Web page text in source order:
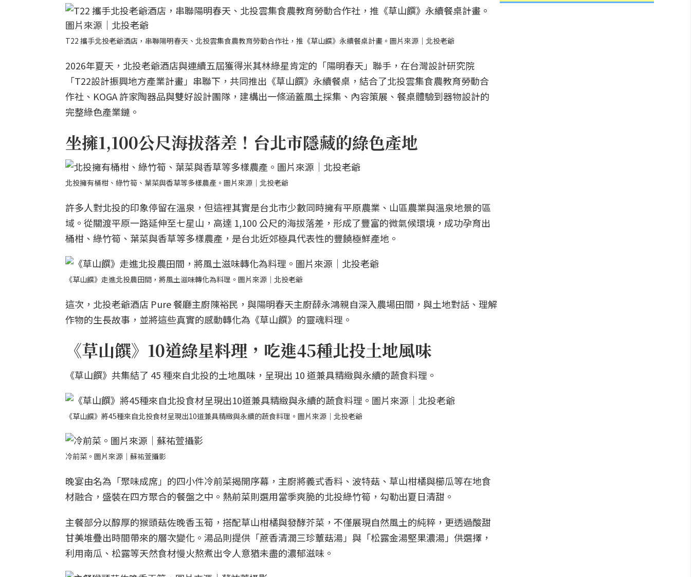
T22 攜手北投老爺酒店，串聯陽明春天、北投雲集食農教育勞動合作社，推《草山饌》永續餐桌計畫。圖片來源｜北投老爺
2026年夏天，北投老爺酒店與連續五屆獲得米其林綠星肯定的「陽明春天」聯手，在台灣設計研究院
「T22設計振興地方產業計畫」串聯下，共同推出《草山饌》永續餐桌，結合了北投雲集食農教育勞動合
作社、KOGA 許家陶器品與雙好設計團隊，建構出一條涵蓋風土採集、內容策展、餐桌體驗到器物設計的
完整綠色產業鏈。
坐擁1,100公尺海拔落差！台北市隱藏的綠色產地
北投擁有桶柑、綠竹筍、葉菜與香草等多樣農產。圖片來源｜北投老爺
許多人對北投的印象停留在溫泉，但這裡其實是台北市少數同時擁有平原農業、山區農業與溫泉地景的區
域。從關渡平原一路延伸至七星山，高達 1,100 公尺的海拔落差，形成了豐富的微氣候環境，成功孕育出
桶柑、綠竹筍、葉菜與香草等多樣農產，是台北近郊極具代表性的豐饒極鮮產地。
《草山饌》走進北投農田間，將風土滋味轉化為料理。圖片來源｜北投老爺
這次，北投老爺酒店 Pure 餐廳主廚陳裕民，與陽明春天主廚薛永鴻親自深入農場田間，與土地對話、理解
作物的生長故事，並將這些真實的感動轉化為《草山饌》的靈魂料理。
《草山饌》10道綠星料理，吃進45種北投土地風味
《草山饌》共集結了 45 種來自北投的土地風味，呈現出 10 道兼具精緻與永續的蔬食料理。
《草山饌》將45種來自北投食材呈現出10道兼具精緻與永續的蔬食料理。圖片來源｜北投老爺
冷前菜。圖片來源｜蘇祐萱攝影
晚宴由名為「聚味成席」的四小件冷前菜揭開序幕，主廚將義式香料、波特菇、草山柑橘與櫛瓜等在地食
材融合，盛裝在四方聚合的餐盤之中。熱前菜則選用當季爽脆的北投綠竹筍，勾勒出夏日清甜。
主餐部分以醇厚的猴頭菇佐晚香玉筍，搭配草山柑橘與發酵芥菜，不僅展現自然風土的純粹，更透過酸甜
甘美堆疊出時間帶來的層次變化。湯品則提供「蔗香清潤三珍蕈菇湯」與「松露金湯堅果濃湯」供選擇，
利用南瓜、松露等天然食材慢火熬煮出令人意猶未盡的濃郁滋味。